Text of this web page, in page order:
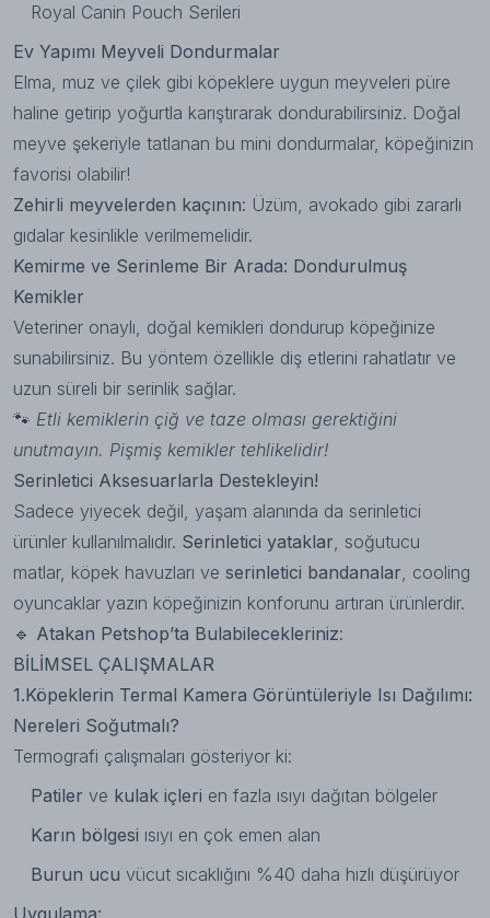
Royal Canin Pouch Serileri
Ev Yapımı Meyveli Dondurmalar
Elma, muz ve çilek gibi köpeklere uygun meyveleri püre
haline getirip yoğurtla karıştırarak dondurabilirsiniz. Doğal
meyve şekeriyle tatlanan bu mini dondurmalar, köpeğinizin
favorisi olabilir!
Zehirli meyvelerden kaçının: Üzüm, avokado gibi zararlı
gıdalar kesinlikle verilmemelidir.
Kemirme ve Serinleme Bir Arada: Dondurulmuş
Kemikler
Veteriner onaylı, doğal kemikleri dondurup köpeğinize
sunabilirsiniz. Bu yöntem özellikle diş etlerini rahatlatır ve
uzun süreli bir serinlik sağlar.
🐾 Etli kemiklerin çiğ ve taze olması gerektiğini
unutmayın. Pişmiş kemikler tehlikelidir!
Serinletici Aksesuarlarla Destekleyin!
Sadece yiyecek değil, yaşam alanında da serinletici
ürünler kullanılmalıdır. Serinletici yataklar, soğutucu
matlar, köpek havuzları ve serinletici bandanalar, cooling
oyuncaklar yazın köpeğinizin konforunu artıran ürünlerdir.
🔹 Atakan Petshop’ta Bulabilecekleriniz:
BİLİMSEL ÇALIŞMALAR
1.Köpeklerin Termal Kamera Görüntüleriyle Isı Dağılımı:
Nereleri Soğutmalı?
Termografi çalışmaları gösteriyor ki:
Patiler ve kulak içleri en fazla ısıyı dağıtan bölgeler
Karın bölgesi ısıyı en çok emen alan
Burun ucu vücut sıcaklığını %40 daha hızlı düşürüyor
Uygulama: